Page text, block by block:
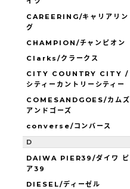
CAREERING/キャリアリン
グ
CHAMPION/チャンピオン
Clarks/クラークス
CITY COUNTRY CITY /
シティーカントリーシティー
COMESANDGOES/カムズ
アンドゴーズ
converse/コンバース
D
DAIWA PIER39/ダイワ ピ
ア39
DIESEL/ディーゼル